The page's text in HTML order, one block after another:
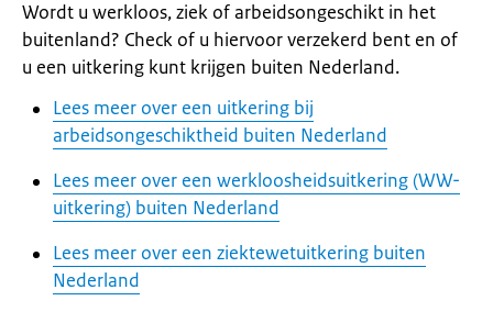
Wordt u werkloos, ziek of arbeidsongeschikt in het
buitenland? Check of u hiervoor verzekerd bent en of
u een uitkering kunt krijgen buiten Nederland.
Lees meer over een uitkering bij
arbeidsongeschiktheid buiten Nederland
Lees meer over een werkloosheidsuitkering (WW-
uitkering) buiten Nederland
Lees meer over een ziektewetuitkering buiten
Nederland